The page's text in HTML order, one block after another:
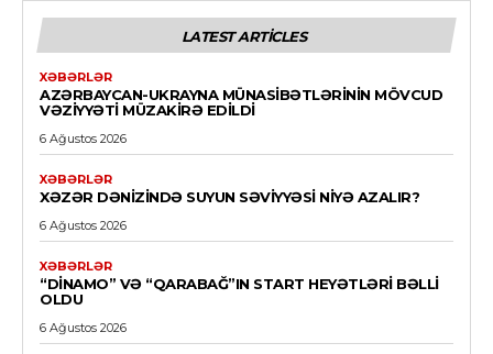
LATEST ARTICLES
XƏBƏRLƏR
AZƏRBAYCAN-UKRAYNA MÜNASIBƏTLƏRININ MÖVCUD
VƏZIYYƏTI MÜZAKIRƏ EDILDI
6 Ağustos 2026
XƏBƏRLƏR
XƏZƏR DƏNIZINDƏ SUYUN SƏVIYYƏSI NIYƏ AZALIR?
6 Ağustos 2026
XƏBƏRLƏR
“DINAMO” VƏ “QARABAĞ”IN START HEYƏTLƏRI BƏLLI
OLDU
6 Ağustos 2026